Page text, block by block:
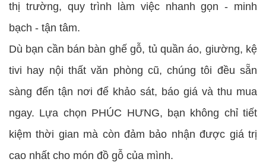
thị trường, quy trình làm việc nhanh gọn - minh
bạch - tận tâm.
Dù bạn cần bán bàn ghế gỗ, tủ quần áo, giường, kệ
tivi hay nội thất văn phòng cũ, chúng tôi đều sẵn
sàng đến tận nơi để khảo sát, báo giá và thu mua
ngay. Lựa chọn PHÚC HƯNG, bạn không chỉ tiết
kiệm thời gian mà còn đảm bảo nhận được giá trị
cao nhất cho món đồ gỗ của mình.